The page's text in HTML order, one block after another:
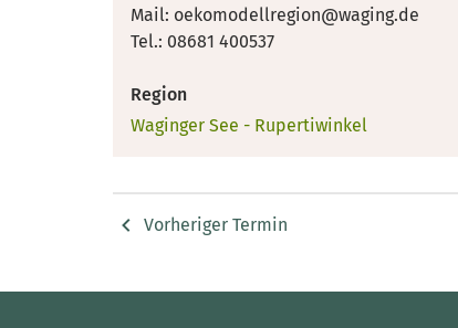
Mail: oekomodellregion@waging.de
Tel.: 08681 400537
Region
Waginger See - Rupertiwinkel
Vorheriger Termin